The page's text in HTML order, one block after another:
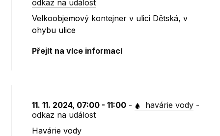
odkaz na událost
Velkoobjemový kontejner v ulici Dětská, v
ohybu ulice
Přejít na více informací
11. 11. 2024, 07:00 - 11:00 - havárie vody -
odkaz na událost
Havárie vody